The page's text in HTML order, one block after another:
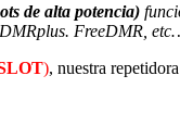
de alta potencia)
FreeDMR,
), nuestra